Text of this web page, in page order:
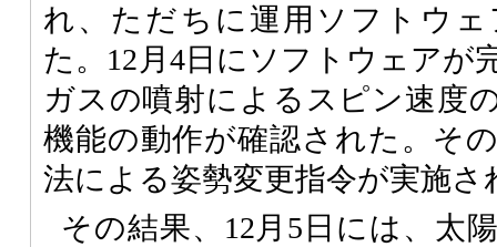
れ、ただちに運用ソフトウ
た。12月4日にソフトウェアが
ガスの噴射によるスピン速度
機能の動作が確認された。そ
法による姿勢変更指令が実施さ
その結果、12月5日には、太